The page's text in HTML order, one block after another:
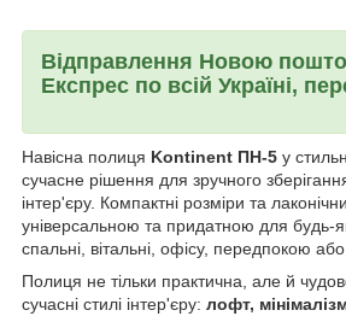
Відправлення Новою
Експрес по всій Україні,
Навісна полиця Kontinent ПН-5 у
сучасне рішення для зручного
інтер'єру. Компактні розміри та
універсальною та придатною для будь-
спальні, вітальні, офісу, передпокою або
Полиця не тільки практична, але й
сучасні стилі інтер'єру: лофт,